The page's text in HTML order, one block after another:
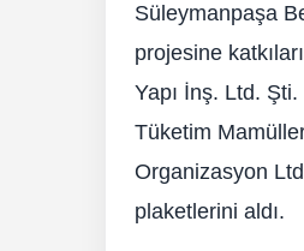
Süleymanpaşa
projesine
Yapı İnş. Ltd.
Tüketim
Organizasyon
plaketlerini aldı.